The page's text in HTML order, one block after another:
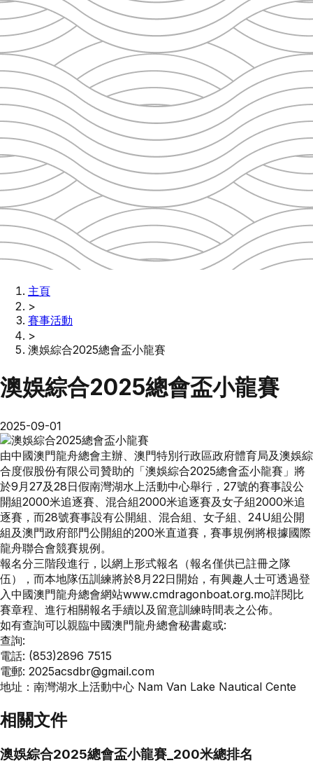
主頁
>
賽事活動
>
澳娛綜合2025總會盃小龍賽
澳娛綜合2025總會盃小龍賽
2025-09-01
由中國澳門龍舟總會主辦、澳門特別行政區政府體育局及澳娛綜
合度假股份有限公司贊助的「澳娛綜合2025總會盃小龍賽」將
於9月27及28日假南灣湖水上活動中心舉行，27號的賽事設公
開組2000米追逐賽、混合組2000米追逐賽及女子組2000米追
逐賽，而28號賽事設有公開組、混合組、女子組、24U組公開
組及澳門政府部門公開組的200米直道賽，賽事規例將根據國際
龍舟聯合會競賽規例。
報名分三階段進行，以網上形式報名（報名僅供已註冊之隊
伍），而本地隊伍訓練將於8月22日開始，有興趣人士可透過登
入中國澳門龍舟總會網站www.cmdragonboat.org.mo詳閱比
賽章程、進行相關報名手續以及留意訓練時間表之公佈。
如有查詢可以親臨中國澳門龍舟總會秘書處或:
查詢:
電話: (853)2896 7515
電郵: 2025acsdbr@gmail.com
地址：南灣湖水上活動中心 Nam Van Lake Nautical Cente
相關文件
澳娛綜合2025總會盃小龍賽_200米總排名